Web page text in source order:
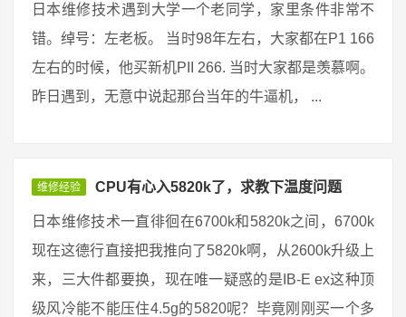
日本维修技术遇到大学一个老同学，家里条件非常不
错。绰号：左老板。 当时98年左右，大家都在P1 166
左右的时候，他买新机PII 266. 当时大家都是羡慕啊。
昨日遇到，无意中说起那台当年的牛逼机， ...
维修经验 CPU有心入5820k了，求教下温度问题
日本维修技术一直徘徊在6700k和5820k之间，6700k
现在这德行直接把我推向了5820k啊，从2600k升级上
来，三大件都要换，现在唯一疑惑的是IB-E ex这种顶
级风冷能不能压住4.5g的5820呢？毕竟刚刚买一个多